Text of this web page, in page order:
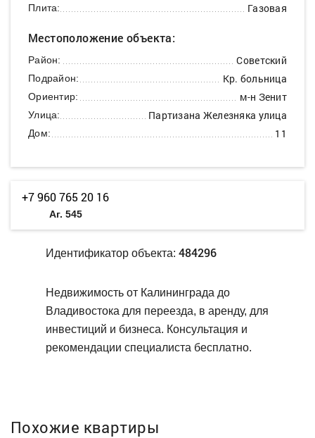
Плита: Газовая
Местоположение объекта:
Район: Советский
Подрайон: Кр. больница
Ориентир: м-н Зенит
Улица: Партизана Железняка улица
Дом: 11
+7 960 765 20 16
Аг. 545
Идентификатор объекта: 484296
Недвижимость от Калининграда до
Владивостока для переезда, в аренду, для
инвестиций и бизнеса. Консультация и
рекомендации специалиста бесплатно.
Похожие квартиры